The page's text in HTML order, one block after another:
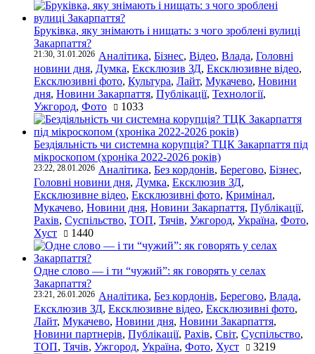
Бруківка, яку знімають і нищать: з чого зроблені вулиці
Закарпаття?
21:30, 31.01.2026 Аналітика, Бізнес, Відео, Влада, Головні
новини дня, Думка, Ексклюзив ЗД, Ексклюзивне відео,
Ексклюзивні фото, Культура, Лайт, Мукачево, Новини
дня, Новини Закарпаття, Публікації, Технології,
Ужгород, Фото 1033
Бездіяльність чи системна корупція? ТЦК Закарпаття під
мікроскопом (хроніка 2022-2026 років)
23:22, 28.01.2026 Аналітика, Без кордонів, Берегово, Бізнес,
Головні новини дня, Думка, Ексклюзив ЗД,
Ексклюзивне відео, Ексклюзивні фото, Кримінал,
Мукачево, Новини дня, Новини Закарпаття, Публікації,
Рахів, Суспільство, ТОП, Тячів, Ужгород, Україна, Фото,
Хуст
1440
Одне слово — і ти “чужий”: як говорять у селах
Закарпаття?
23:21, 26.01.2026 Аналітика, Без кордонів, Берегово, Влада,
Ексклюзив ЗД, Ексклюзивне відео, Ексклюзивні фото,
Лайт, Мукачево, Новини дня, Новини Закарпаття,
Новини партнерів, Публікації, Рахів, Світ, Суспільство,
ТОП, Тячів, Ужгород, Україна, Фото, Хуст 3219